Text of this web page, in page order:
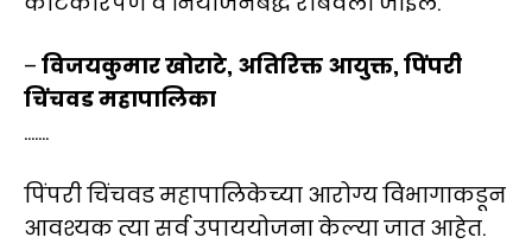
– विजयकुमार खोराटे, अतिरिक्त आयुक्त, पिंपरी
चिंचवड महापालिका
.......
पिंपरी चिंचवड महापालिकेच्या आरोग्य विभागाकडून
आवश्यक त्या सर्व उपाययोजना केल्या जात आहेत.